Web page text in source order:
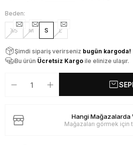
Beden:
XS M S L
Şimdi sipariş verirseniz bugün kargoda!
Bu ürün Ücretsiz Kargo ile elinize ulaşır.
Hangi Mağazalarda
Mağazaları görmek için